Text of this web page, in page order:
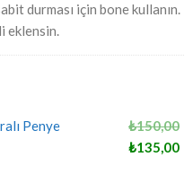
durması için bone kullanın.
eklensin.
Penye
₺150,00
₺135,00